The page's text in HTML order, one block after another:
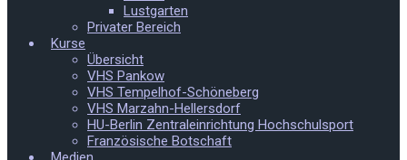
Lustgarten
Privater Bereich
Kurse
Übersicht
VHS Pankow
VHS Tempelhof-Schöneberg
VHS Marzahn-Hellersdorf
HU-Berlin Zentraleinrichtung Hochschulsport
Französische Botschaft